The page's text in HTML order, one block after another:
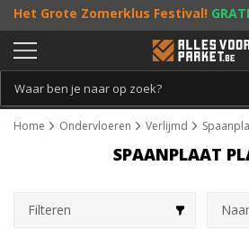
Het Grote Zomerklus Festival!
bestelling vanaf €25, entoffe acties
Persoonlijk & gratis advies:013 - 207 00 01
Home Ondervloeren Verlijmd
SPAANPLAAT
Filteren